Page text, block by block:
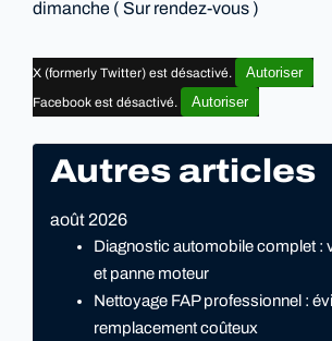
dimanche ( Sur rendez-vous )
X (formerly Twitter) est désactivé. Autoriser
Facebook est désactivé. Autoriser
Autres articles
août 2026
Diagnostic automobile complet :
et panne moteur
Nettoyage FAP professionnel :
remplacement coûteux